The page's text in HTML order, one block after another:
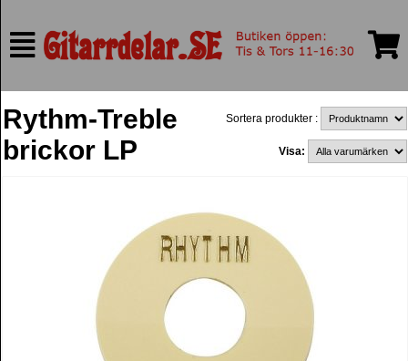
Rythm-Treble
brickor LP
Sortera produkter :
Visa: